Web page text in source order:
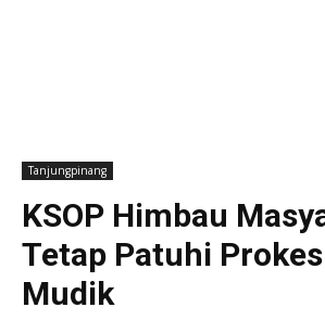
Tanjungpinang
KSOP Himbau
Tetap Patuhi
Mudik